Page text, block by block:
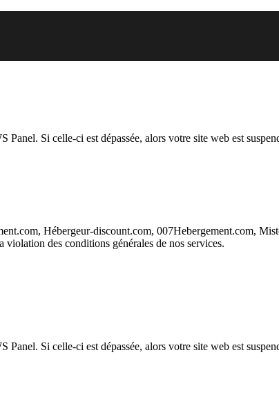
Si celle-ci est dépassée, alors votre site web est
Hébergeur-discount.com, 007Hebergement.com,
violation des conditions générales de nos services.
Si celle-ci est dépassée, alors votre site web est